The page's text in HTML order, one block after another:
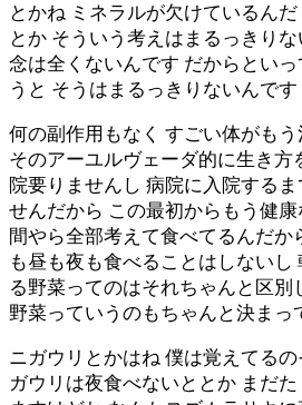
とかね ミネラルが欠けているん
とか そういう考えはまるっきり
念は全くないんです だからとい
うと そうはまるっきりないんです
何の副作用もなく すごい体がも
そのアーユルヴェーダ的に生き方
院要りませんし 病院に入院する
せんだから この最初からもう健
間やら全部考えて食べてるんだか
も昼も夜も食べることはしないし
る野菜ってのはそれちゃんと区別
野菜っていうのもちゃんと決まっ
ニガウリとかはね 僕は覚えてる
ガウリは夜食べないととか まだ